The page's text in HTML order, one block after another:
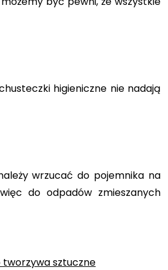
higieniczne nie nadają
wrzucać do pojemnika na
do odpadów zmieszanych
tworzywa sztuczne